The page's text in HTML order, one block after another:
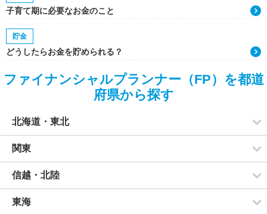
子育て期に必要なお金のこと
貯金
どうしたらお金を貯められる？
ファイナンシャルプランナー（FP）を都道
府県から探す
北海道・東北
関東
信越・北陸
東海